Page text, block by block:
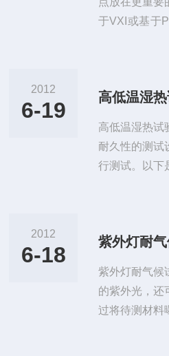
于VXI或基于
因此，迅速建
2012
6-19
高低温湿
高低温湿热试
耐久性的测试
行测试。以下
系统则可以
2012
6-18
紫外灯耐
紫外灯耐气候
的紫外光，还
过将待测材料